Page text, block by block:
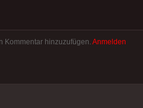
Kommentar hinzuzufügen. Anmelden